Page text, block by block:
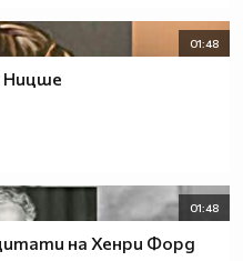
01:48
Ницше
01:48
на Хенри Форд